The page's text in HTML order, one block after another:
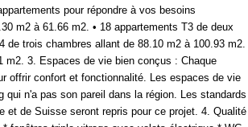
pour répondre à vos besoins
m2 à 61.66 m2. • 18 appartements T3 de deux
de trois chambres allant de 88.10 m2 à 100.93 m2.
m2. 3. Espaces de vie bien conçus : Chaque
offrir confort et fonctionnalité. Les espaces de vie
n'a pas son pareil dans la région. Les standards
et de Suisse seront repris pour ce projet. 4. Qualité